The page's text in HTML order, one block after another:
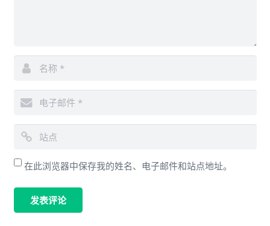
在此浏览器中保存我的姓名、电子邮件和站点地址。